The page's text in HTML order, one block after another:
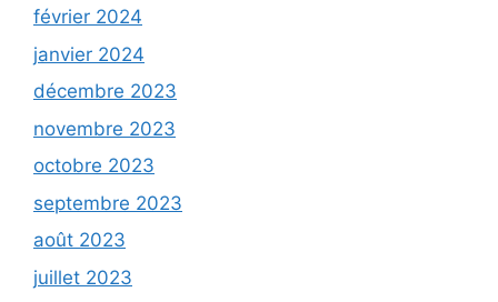
février 2024
janvier 2024
décembre 2023
novembre 2023
octobre 2023
septembre 2023
août 2023
juillet 2023